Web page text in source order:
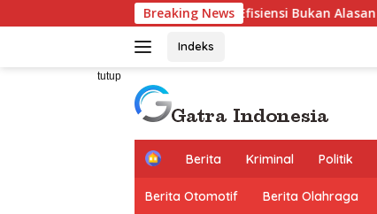
ke
Breaking News
Gumilar: Efisiensi Bukan Alasan untuk Berhenti Berkarya
Indeks
tutup
H
m
e
Berita Kriminal Politik
Berita Otomotif Berita Olahraga